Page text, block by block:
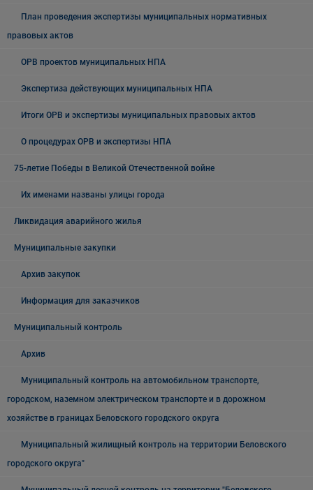
План проведения экспертизы муниципальных нормативных
правовых актов
ОРВ проектов муниципальных НПА
Экспертиза действующих муниципальных НПА
Итоги ОРВ и экспертизы муниципальных правовых актов
О процедурах ОРВ и экспертизы НПА
75-летие Победы в Великой Отечественной войне
Их именами названы улицы города
Ликвидация аварийного жилья
Муниципальные закупки
Архив закупок
Информация для заказчиков
Муниципальный контроль
Архив
Муниципальный контроль на автомобильном транспорте,
городском, наземном электрическом транспорте и в дорожном
хозяйстве в границах Беловского городского округа
Муниципальный жилищный контроль на территории Беловского
городского округа"